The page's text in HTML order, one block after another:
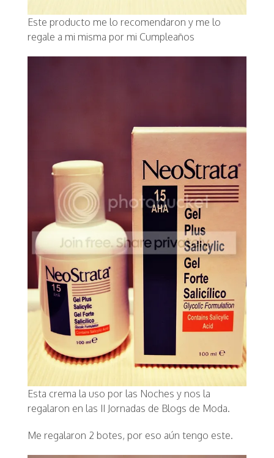
Este producto me lo recomendaron y me lo
regale a mi misma por mi Cumpleaños
Esta crema la uso por las Noches y nos la
regalaron en las II Jornadas de Blogs de Moda.
Me regalaron 2 botes, por eso aún tengo este.